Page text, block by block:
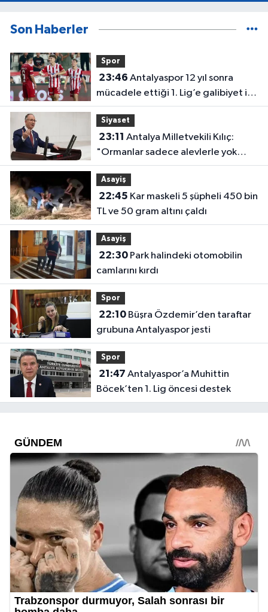
Son Haberler
Spor
23:46
mücadele ettiği 1. Lig’e galibiyet ile
başladı
Siyaset
23:11
"Ormanlar sadece alevlerle yok
olmuyor"
Asayiş
22:45
TL ve 50 gram altını çaldı
Asayiş
22:30Park halindeki otomobilin
camlarını kırdı
Spor
22:10Büşra Özdemir’den taraftar
grubuna Antalyaspor jesti
Spor
21:47
Böcek’ten 1. Lig öncesi destek